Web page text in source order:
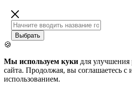
Выбрать
🍪
Мы используем куки для улучшения
сайта. Продолжая, вы соглашаетесь с
использованием.